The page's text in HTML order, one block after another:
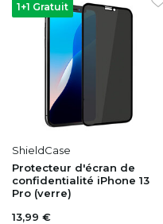
1+1 Gratuit
ShieldCase
Protecteur d'écran de
confidentialité iPhone 13
Pro (verre)
13,99 €